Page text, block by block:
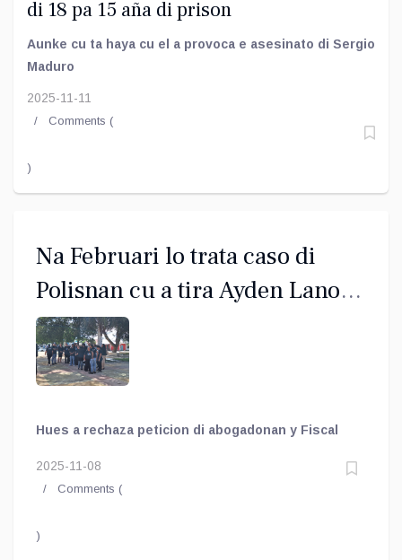
di 18 pa 15 aña di prison
Aunke cu ta haya cu el a provoca e asesinato di Sergio
Maduro
2025-11-11
Comments (
)
Na Februari lo trata caso di
Polisnan cu a tira Ayden Lanoy
mata
Hues a rechaza peticion di abogadonan y Fiscal
2025-11-08
Comments (
)